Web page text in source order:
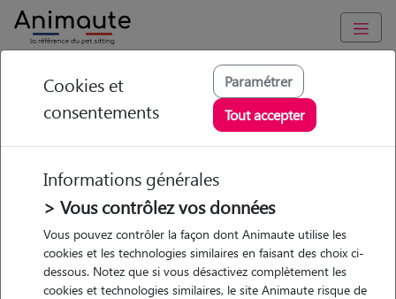
Animaute Hauts-de-France Somme /Amiens
Nina - Petsitter à
AMIENS
• 20 ans
Garde
chez le Pet Sitter
Cookies et
consentements
Paramétrer
Tout accepter
Informations générales
> Vous contrôlez vos données
Vous pouvez contrôler la façon dont Animaute utilise les
cookies et les technologies similaires en faisant des choix ci-
dessous. Notez que si vous désactivez complètement les
cookies et technologies similaires, le site Animaute risque de